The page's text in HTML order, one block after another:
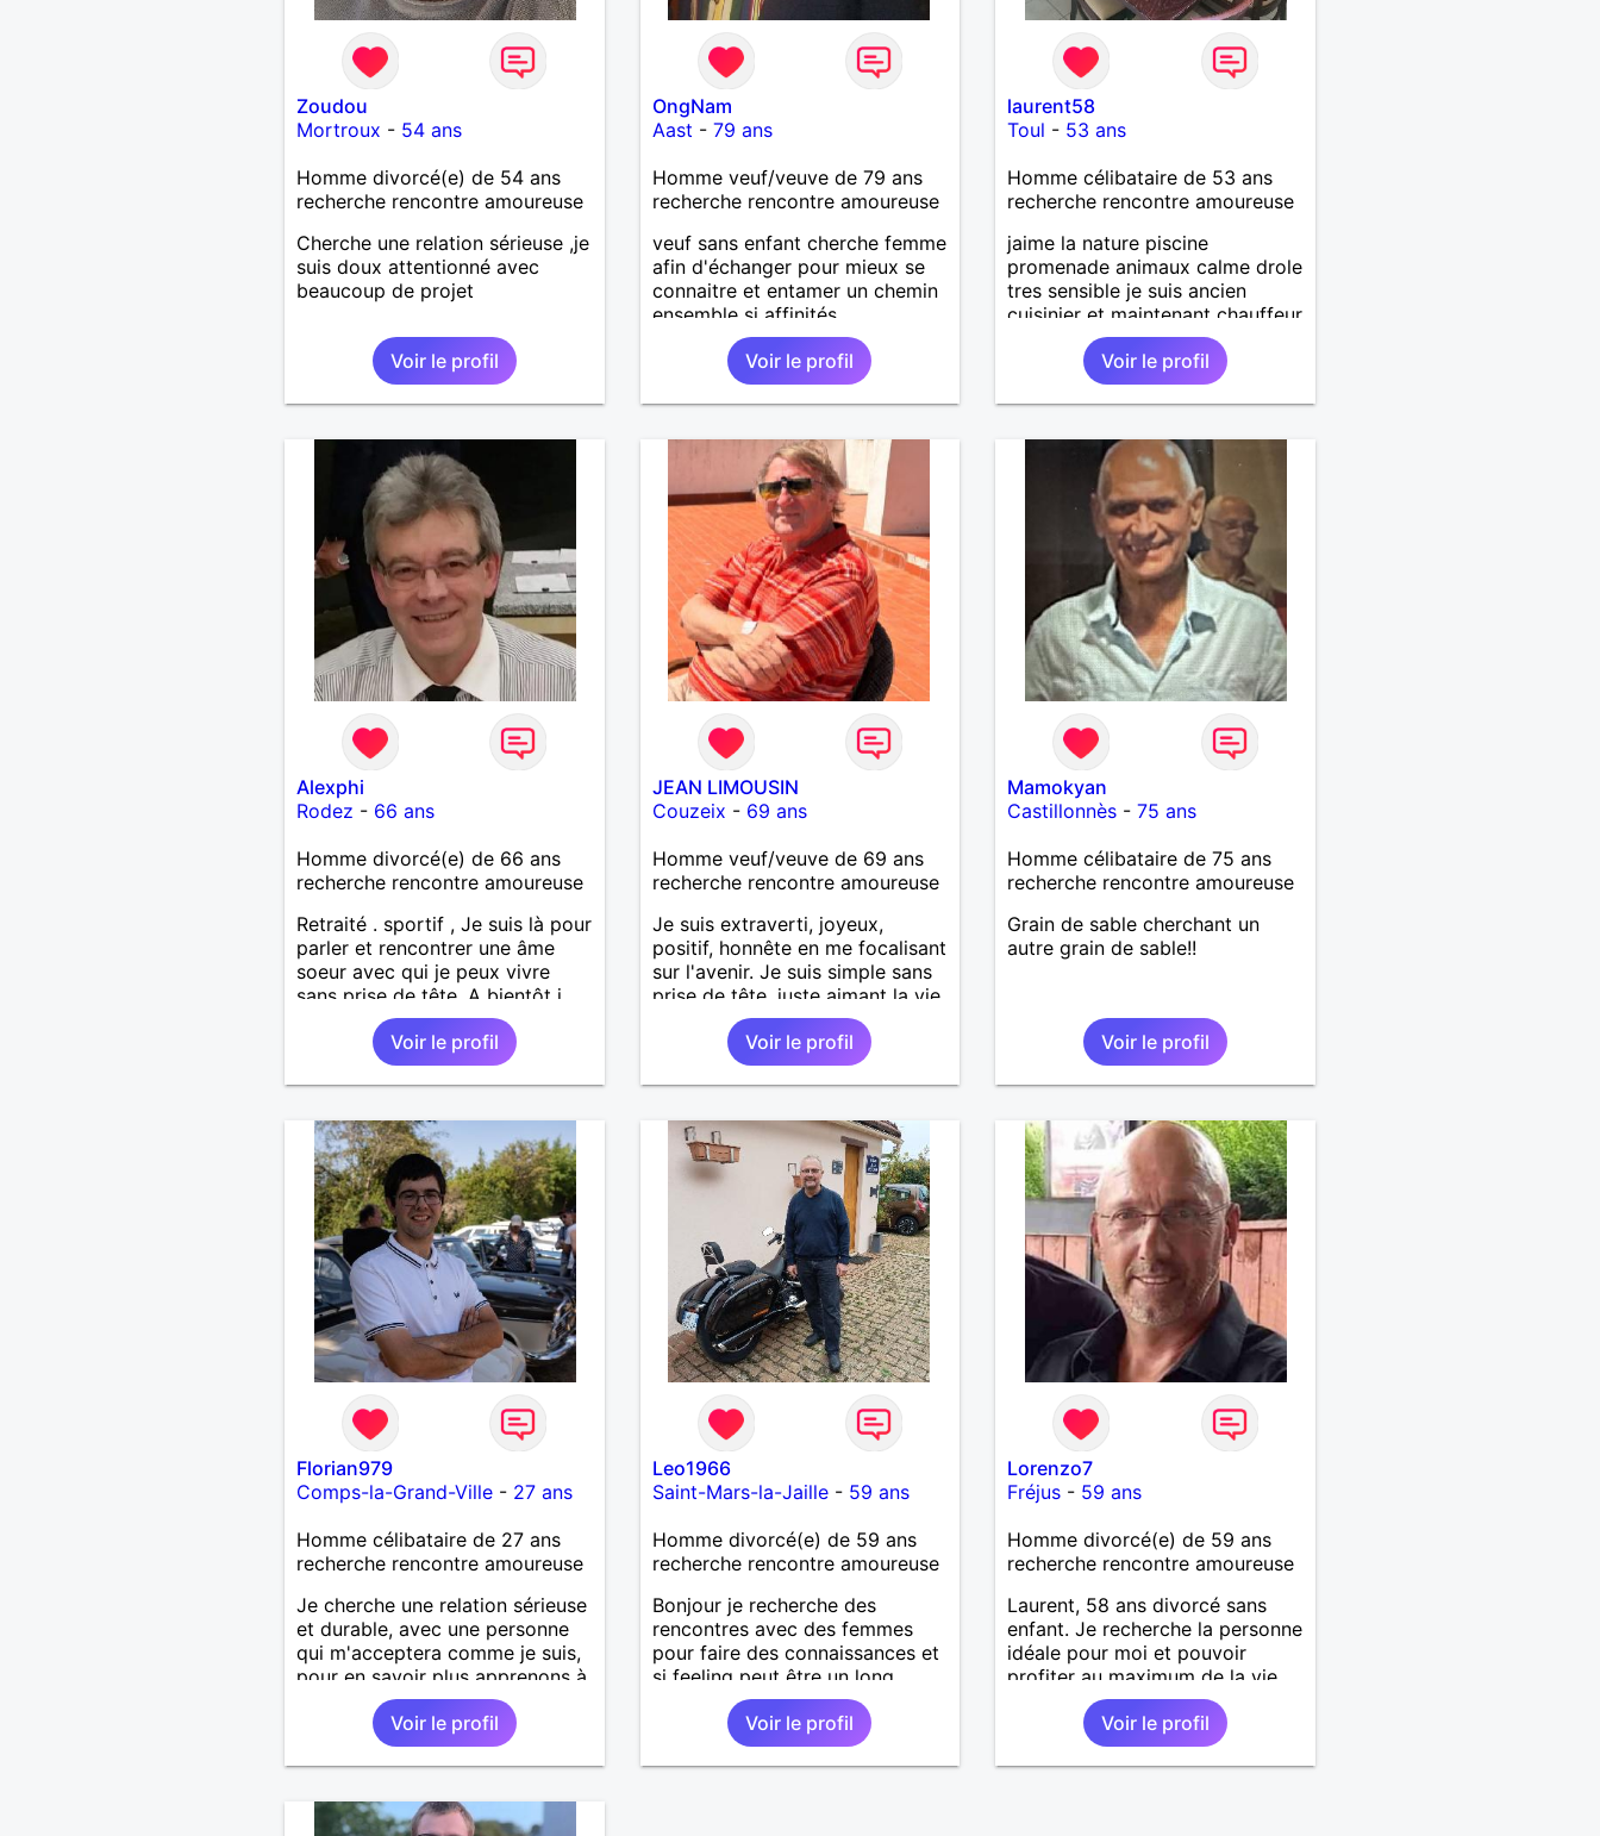
Zoudou
Mortroux - 54 ans
Homme divorcé(e) de 54 ans
recherche rencontre amoureuse
Cherche une relation sérieuse ,je
suis doux attentionné avec
beaucoup de projet
Voir le profil
OngNam
Aast - 79 ans
Homme veuf/veuve de 79 ans
recherche rencontre amoureuse
veuf sans enfant cherche femme
afin d'échanger pour mieux se
connaitre et entamer un chemin
ensemble si affinités.
Voir le profil
laurent58
Toul - 53 ans
Homme célibataire de 53 ans
recherche rencontre amoureuse
jaime la nature piscine
promenade animaux calme drole
tres sensible je suis ancien
cuisinier et maintenant chauffeur
de bus jai un chien et un chat
recherche relation durable
Voir le profil
Alexphi
Rodez - 66 ans
Homme divorcé(e) de 66 ans
recherche rencontre amoureuse
Retraité . sportif , Je suis là pour
parler et rencontrer une âme
soeur avec qui je peux vivre
sans prise de tête. A bientôt j
espère . Amicalement
Voir le profil
JEAN LIMOUSIN
Couzeix - 69 ans
Homme veuf/veuve de 69 ans
recherche rencontre amoureuse
Je suis extraverti, joyeux,
positif, honnête en me focalisant
sur l'avenir. Je suis simple sans
prise de tête, juste aimant la vie.
Toujours en pensées positives,
heureux de vivre. Malgré mon
veuvage je me tourne vers
l'avenir pour une deuxième vie
tendresse et pourquoi pas par la
suite d'amour. Déjà dans un
premier temps, se connaître,
puis s'apprécier et ensuite
l'avenir nous le dira N'ayez pas
peur du niveau d'étude, je ne me
prends pas la tête sur ce niveau.
Mon meilleurs diplôme étant le
CEP certificat d'étude primaire.
Avec ce diplôme on sait que je
sais lire, écrire et compter. En
raison de mes principes je ne
corresponds pas avec les
demoiselles approchant les
moins de 60 ans
Voir le profil
Mamokyan
Castillonnès -75 ans
Homme célibataire de 75 ans
recherche rencontre amoureuse
Grain de sable cherchant un
autre grain de sable!!
Voir le profil
Florian979
Comps-la-Grand-Ville- 27 ans
Homme célibataire de 27 ans
recherche rencontre amoureuse
Je cherche une relation sérieuse
et durable, avec une personne
qui m'acceptera comme je suis,
pour en savoir plus apprenons à
nous connaître 🙂
Voir le profil
Leo1966
Saint-Mars-la-Jaille- 59 ans
Homme divorcé(e) de 59 ans
recherche rencontre amoureuse
Bonjour je recherche des
rencontres avec des femmes
pour faire des connaissances et
si feeling peut être un long
chemin. Je laisse le destin nous
guider. Je suis un homme simple
honnête et fidèle.
Voir le profil
Lorenzo7
Fréjus - 59 ans
Homme divorcé(e) de 59 ans
recherche rencontre amoureuse
Laurent, 58 ans divorcé sans
enfant. Je recherche la personne
idéale pour moi et pouvoir
profiter au maximum de la vie
de couple
Voir le profil